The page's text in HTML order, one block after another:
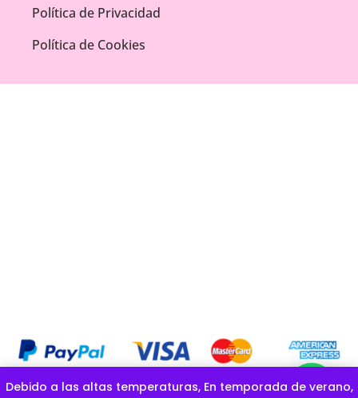
Debido a las altas temperaturas, En temporada de verano,
Política de Privacidad
Política de Cookies